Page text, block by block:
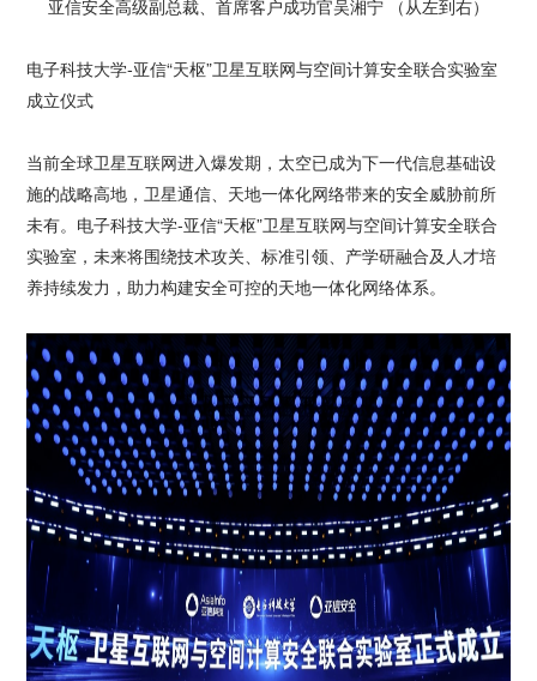
亚信安全高级副总裁、首席客户成功官吴湘宁 （从左到右）
电子科技大学-亚信“天枢”卫星互联网与空间计算安全联合实验室
成立仪式
当前全球卫星互联网进入爆发期，太空已成为下一代信息基础设
施的战略高地，卫星通信、天地一体化网络带来的安全威胁前所
未有。电子科技大学-亚信“天枢”卫星互联网与空间计算安全联合
实验室，未来将围绕技术攻关、标准引领、产学研融合及人才培
养持续发力，助力构建安全可控的天地一体化网络体系。